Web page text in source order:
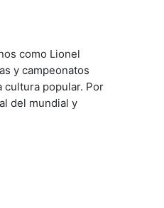
como Lionel
y campeonatos
cultura popular. Por
del mundial y